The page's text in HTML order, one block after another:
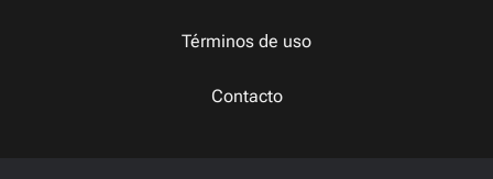
Términos de uso
Contacto